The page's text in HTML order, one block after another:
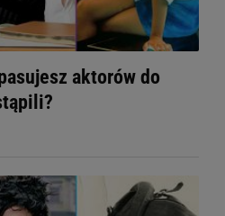
aktorów do